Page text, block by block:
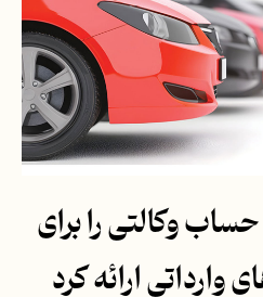
وکالتی را برای
ارائه کرد